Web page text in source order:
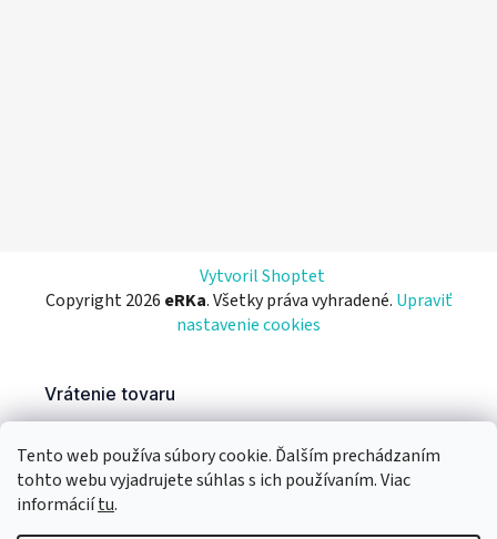
Tento web používa súbory cookie. Ďalším prechádzaním
tohto webu vyjadrujete súhlas s ich používaním. Viac
informáciítu.
Vytvoril Shoptet
Copyright 2026 eRKa. Všetky práva vyhradené. Upraviť
nastavenie cookies